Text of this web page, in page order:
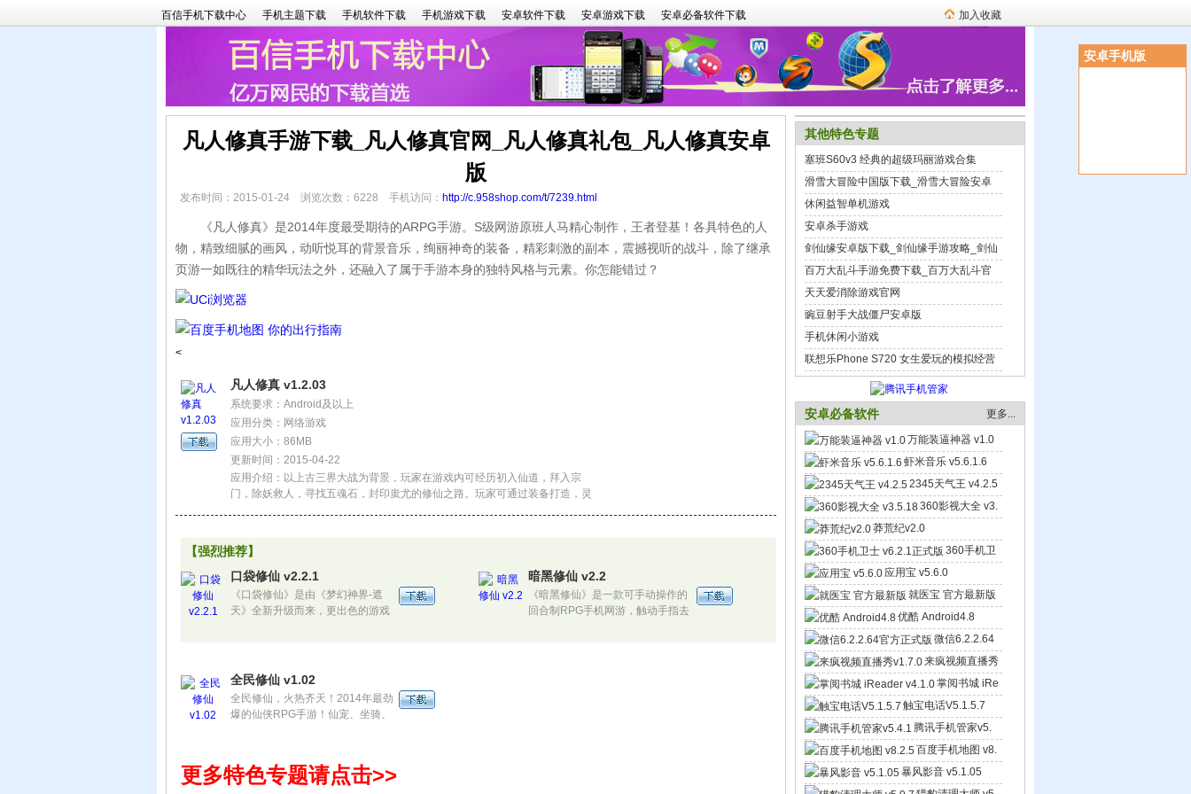
百信手机下载中心 手机主题下载 手机软件下载 手机游戏下载 安卓软件下载 安卓游戏下载 安卓必备软件下载 加入收藏
凡人修真手游下载_凡人修真官网_凡人修真礼包_凡人修真安卓
版
发布时间：2015-01-24 浏览次数：6228 手机访问： http://c.958shop.com/t/7239.html
《凡人修真》是2014年度最受期待的ARPG手游。S级网游原班人马精心制作，王者登基！各具特色的人
物，精致细腻的画风，动听悦耳的背景音乐，绚丽神奇的装备，精彩刺激的副本，震撼视听的战斗，除了继承
页游一如既往的精华玩法之外，还融入了属于手游本身的独特风格与元素。你怎能错过？
<
凡人修真 v1.2.03
系统要求：Android及以上
应用分类：网络游戏
应用大小：86MB
更新时间：2015-04-22
应用介绍：以上古三界大战为背景，玩家在游戏内可经历初入仙道，拜入宗
门，除妖救人，寻找五魂石，封印蚩尤的修仙之路。玩家可通过装备打造，灵
【强烈推荐】
口袋修仙 v2.2.1
《口袋修仙》是由《梦幻神界-遮
天》全新升级而来，更出色的游戏
暗黑修仙 v2.2
《暗黑修仙》是一款可手动操作的
回合制RPG手机网游，触动手指去
全民修仙 v1.02
全民修仙，火热齐天！2014年最劲
爆的仙侠RPG手游！仙宠、坐骑、
更多特色专题请点击>>
其他特色专题
塞班S60v3 经典的超级玛丽游戏合集
滑雪大冒险中国版下载_滑雪大冒险安卓
版下载
休闲益智单机游戏
安卓杀手游戏
剑仙缘安卓版下载_剑仙缘手游攻略_剑仙
缘破解版下载
百万大乱斗手游免费下载_百万大乱斗官
方最新版_百万大乱斗安卓版下载
天天爱消除游戏官网
豌豆射手大战僵尸安卓版
手机休闲小游戏
联想乐Phone S720 女生爱玩的模拟经营
游戏推荐
安卓必备软件 更多...
万能装逼神器 v1.0
虾米音乐 v5.6.1.6
2345天气王 v4.2.5
360影视大全 v3.
5.18
莽荒纪v2.0
360手机卫
士 v6.2.1正式版 应用宝 v5.6.0
就医宝 官方最新版
优酷 Android4.8
微信6.2.2.64
官方正式版
来疯视频直播秀
v1.7.0
掌阅书城 iRe
ader v4.1.0
触宝电话V5.1.5.7
腾讯手机管家v5.
4.1
百度手机地图 v8.
2.5
暴风影音 v5.1.05
安卓手机版